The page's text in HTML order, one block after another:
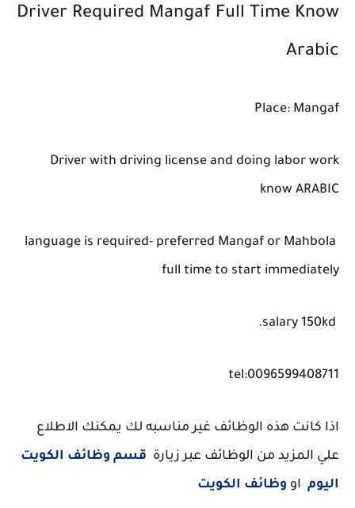
Driver Required Mangaf Full Time Know
Arabic
Place: Mangaf
Driver with driving license and doing labor work
know ARABIC
language is required- preferred Mangaf or Mahbola
full time to start immediately
tel:0096599408711
اذا كانت هذه الوظائف غير مناسبه لك يمكنك الاطلاع
علي المزيد من الوظائف عبر زيارة قسم وظائف الكويت
اليوم او وظائف الكويت